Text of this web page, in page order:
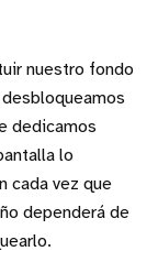
nuestro fondo
dedicamos
lo
cada vez que
dependerá de